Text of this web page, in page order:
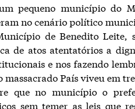
pequeno município do
no cenário político
de Benedito Leite,
de atos atentatórios a
e nos fazendo
massacrado País viveu em
que no município o
sem temer as leis que